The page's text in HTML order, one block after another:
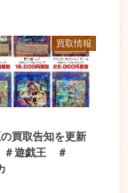
買取情報
買取告知を更新
遊戯王 ＃